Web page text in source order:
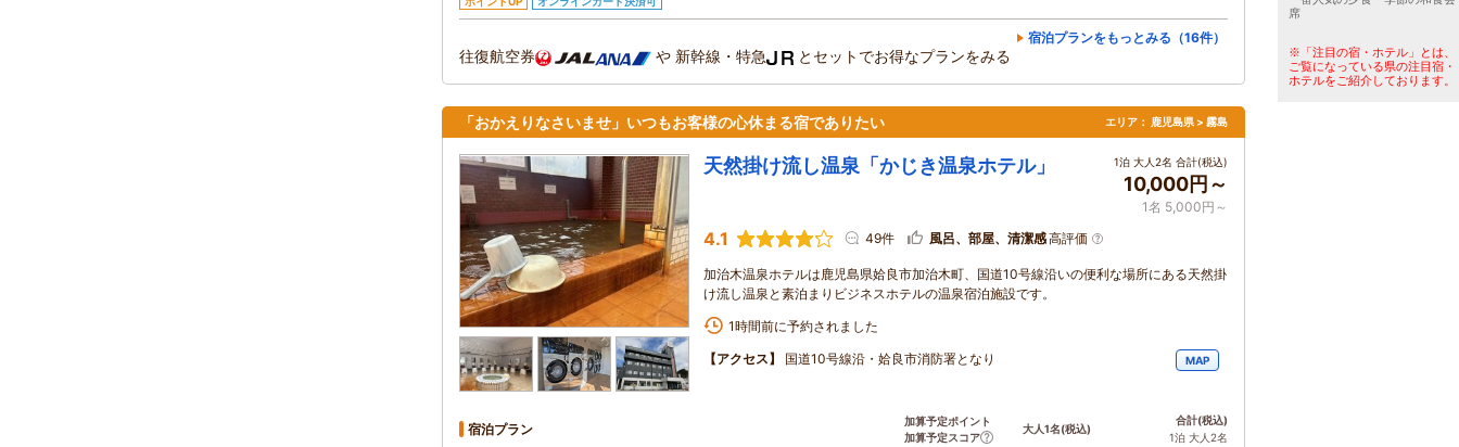
宿泊プランをもっとみる（16件）
往復航空券 や 新幹線・特急 とセットでお得なプランをみる
「おかえりなさいませ」いつもお客様の心休まる宿でありたい エリア： 鹿児島県 > 霧島
天然掛け流し温泉「かじき温泉ホテル」 1泊 大人2名 合計(税込)
10,000円～
1名 5,000円～
4.1 49件 風呂、部屋、清潔感高評価
加治木温泉ホテルは鹿児島県姶良市加治木町、国道10号線沿いの便利な場所にある天然掛
け流し温泉と素泊まりビジネスホテルの温泉宿泊施設です。
1時間前に予約されました
【アクセス】
国道10号線沿・姶良市消防署となり MAP
宿泊プラン
加算予定ポイント
加算予定スコア
大人1名(税込)
合計(税込)
1泊 大人2名
席
※「注目の宿・ホテル」とは、
ご覧になっている県の注目宿・
ホテルをご紹介しております。